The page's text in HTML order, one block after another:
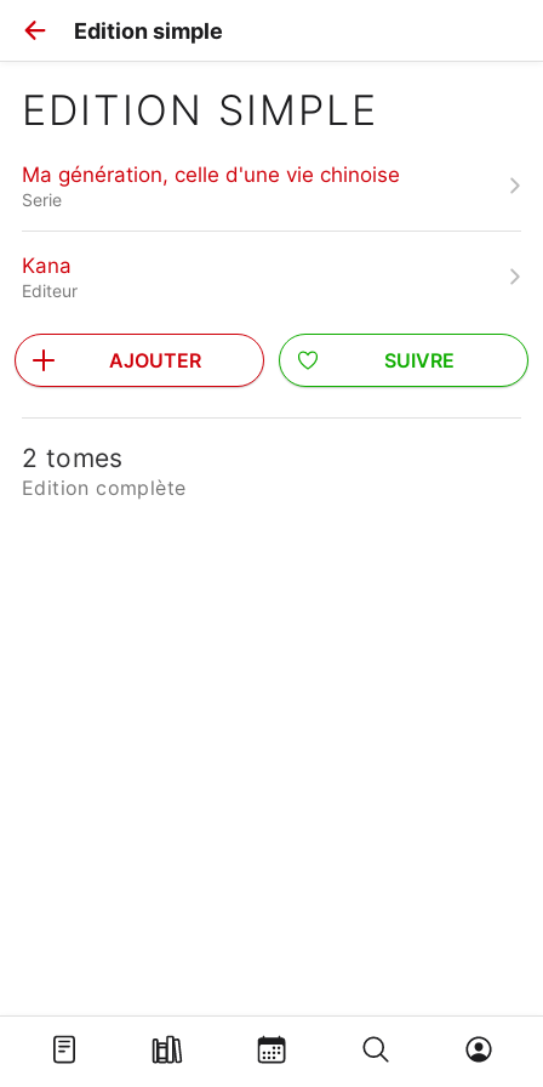
Edition simple
EDITION SIMPLE
Ma génération, celle d'une vie chinoise
Serie
Kana
Editeur
AJOUTER SUIVRE
2 tomes
Edition complète